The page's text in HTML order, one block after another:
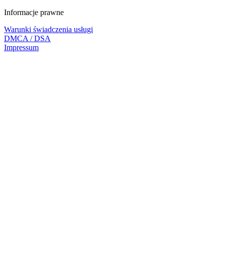
Informacje prawne
Warunki świadczenia usługi
DMCA / DSA
Impressum